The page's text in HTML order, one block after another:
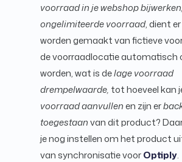
voorraad in je webshop bijwerken,
ongelimiteerde voorraad, dient
worden gemaakt van fictieve
de voorraadlocatie automatisch
worden, wat is delage voorraad
drempelwaarde, tot hoeveel kan
voorraad aanvullenen zijn er
toegestaanvan dit product?
je nog instellen om het product
van synchronisatie voorOptiply.